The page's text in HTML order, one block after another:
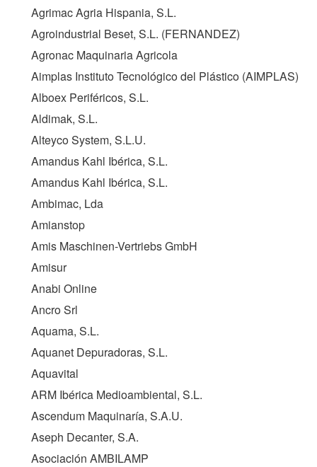
Agrimac Agria Hispania, S.L.
Agroindustrial Beset, S.L. (FERNANDEZ)
Agronac Maquinaria Agricola
Aimplas Instituto Tecnológico del Plástico (AIMPLAS)
Alboex Periféricos, S.L.
Aldimak, S.L.
Alteyco System, S.L.U.
Amandus Kahl Ibérica, S.L.
Amandus Kahl Ibérica, S.L.
Ambimac, Lda
Amianstop
Amis Maschinen-Vertriebs GmbH
Amisur
Anabi Online
Ancro Srl
Aquama, S.L.
Aquanet Depuradoras, S.L.
Aquavital
ARM Ibérica Medioambiental, S.L.
Ascendum Maquinaría, S.A.U.
Aseph Decanter, S.A.
Asociación AMBILAMP